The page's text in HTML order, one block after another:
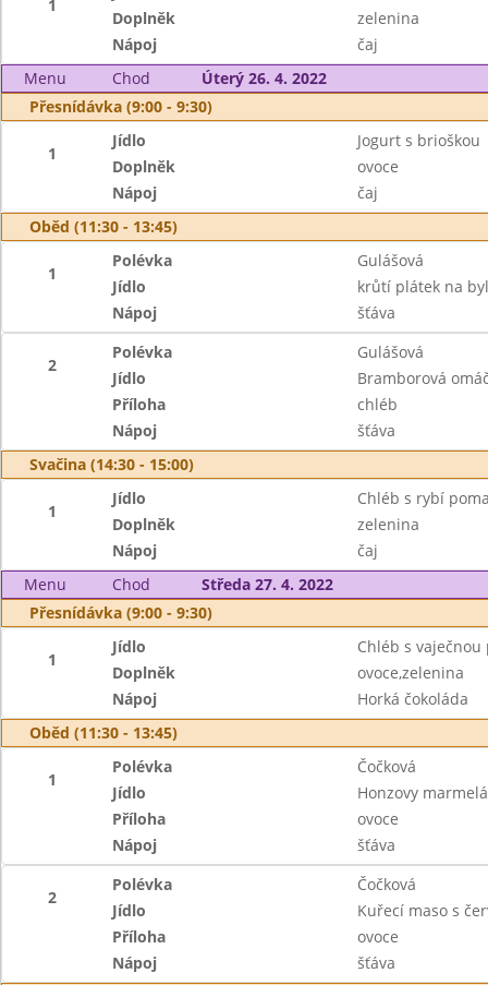
1
Doplněk
zelenina
Nápoj
čaj
Menu
Chod
Úterý 26. 4. 2022
Přesnídávka (9:00 - 9:30)
1
Jídlo
Jogurt s brioškou
Doplněk
ovoce
Nápoj
čaj
Oběd (11:30 - 13:45)
1
Polévka
Gulášová
Jídlo
krůtí plátek na
Nápoj
šťáva
2
Polévka
Gulášová
Jídlo
Bramborová
Příloha
chléb
Nápoj
šťáva
Svačina (14:30 - 15:00)
1
Jídlo
Chléb s rybí
Doplněk
zelenina
Nápoj
čaj
Menu
Chod
Středa 27. 4. 2022
Přesnídávka (9:00 - 9:30)
1
Jídlo
Chléb s vaječnou
Doplněk
ovoce,zelenina
Nápoj
Horká čokoláda
Oběd (11:30 - 13:45)
1
Polévka
Čočková
Jídlo
Honzovy
Příloha
ovoce
Nápoj
šťáva
2
Polévka
Čočková
Jídlo
Kuřecí maso s
Příloha
ovoce
Nápoj
šťáva